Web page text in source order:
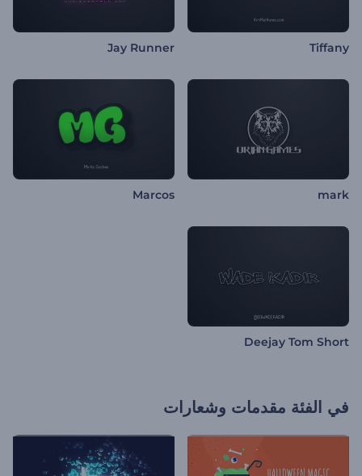
Tiffany
Jay Runner
mark
Marcos
Deejay Tom Short
في الفئة مقدمات وشعارات